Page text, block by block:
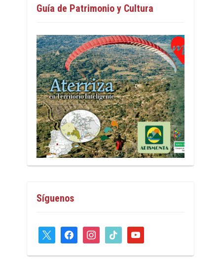
Guía de Patrimonio y Cultura
Síguenos
facebookinstagram
tiktok youtube